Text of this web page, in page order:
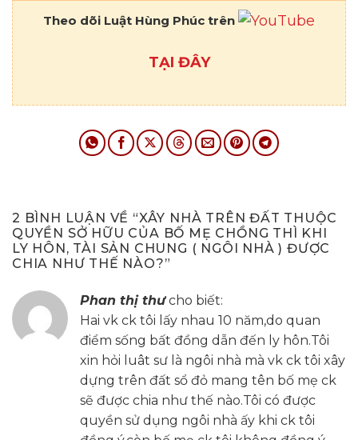
Theo dõi Luật Hùng Phúc trên
TẠI ĐÂY
2 BÌNH LUẬN VỀ “XÂY NHÀ TRÊN ĐẤT THUỘC
QUYỀN SỞ HỮU CỦA BỐ MẸ CHỒNG THÌ KHI
LY HÔN, TÀI SẢN CHUNG ( NGÔI NHÀ ) ĐƯỢC
CHIA NHƯ THẾ NÀO?”
Phan thị thư cho biết:
Hai vk ck tôi lấy nhau 10 năm,do quan
điểm sống bất đồng dẫn đến ly hôn.Tôi
xin hỏi luât sư là ngôi nhà mà vk ck tôi xây
dựng trên đất sổ đỏ mang tên bố mẹ ck
sẽ được chia như thế nào.Tôi có được
quyền sử dụng ngôi nhà ấy khi ck tôi